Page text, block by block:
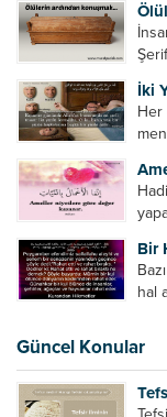
İki
Her
Bir
hal
Güncel Konular